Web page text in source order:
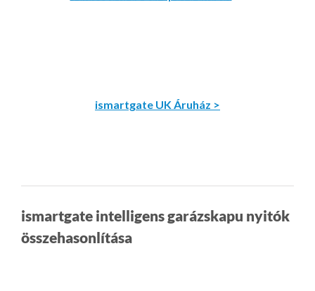
ismartgate UK Áruház >
ismartgate intelligens garázskapu nyitók
összehasonlítása